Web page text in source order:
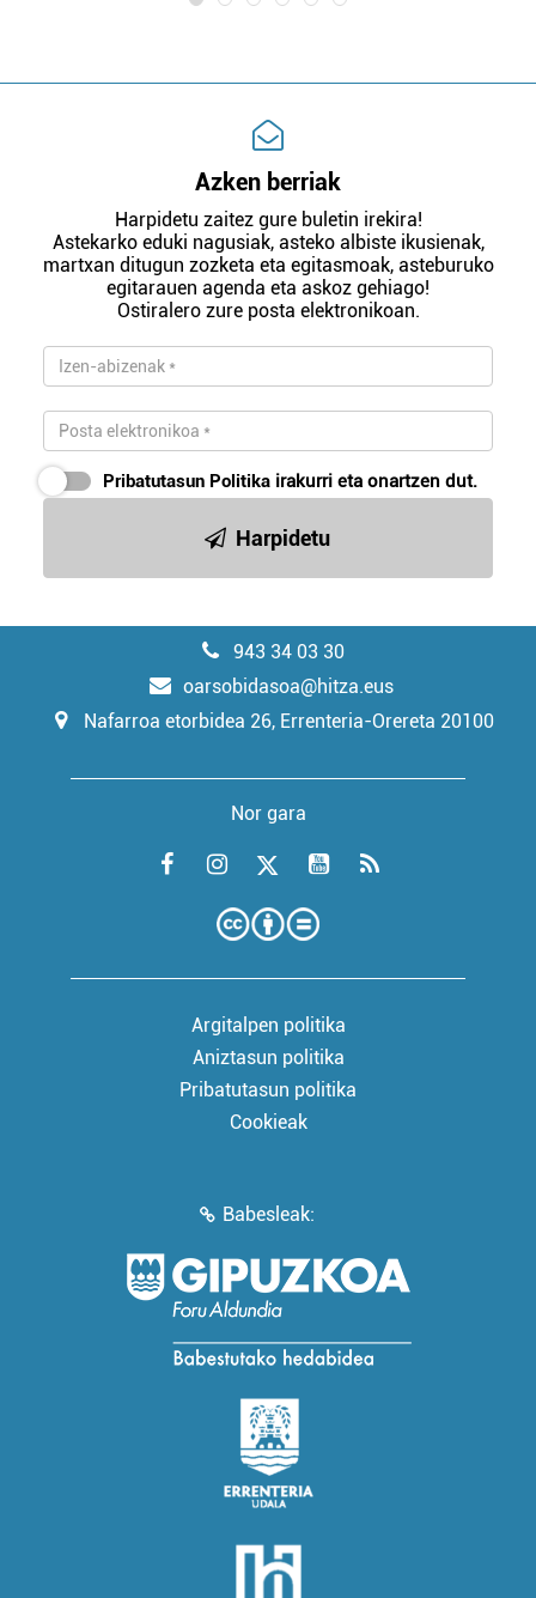
Azken berriak
Harpidetu zaitez gure buletin irekira!
Astekarko eduki nagusiak, asteko albiste ikusienak,
martxan ditugun zozketa eta egitasmoak, asteburuko
egitarauen agenda eta askoz gehiago!
Ostiralero zure posta elektronikoan.
Pribatutasun Politika irakurri eta onartzen dut.
Harpidetu
943 34 03 30
oarsobidasoa@hitza.eus
Nafarroa etorbidea 26, Errenteria-Orereta 20100
Nor gara
Argitalpen politika
Aniztasun politika
Pribatutasun politika
Cookieak
Babesleak: